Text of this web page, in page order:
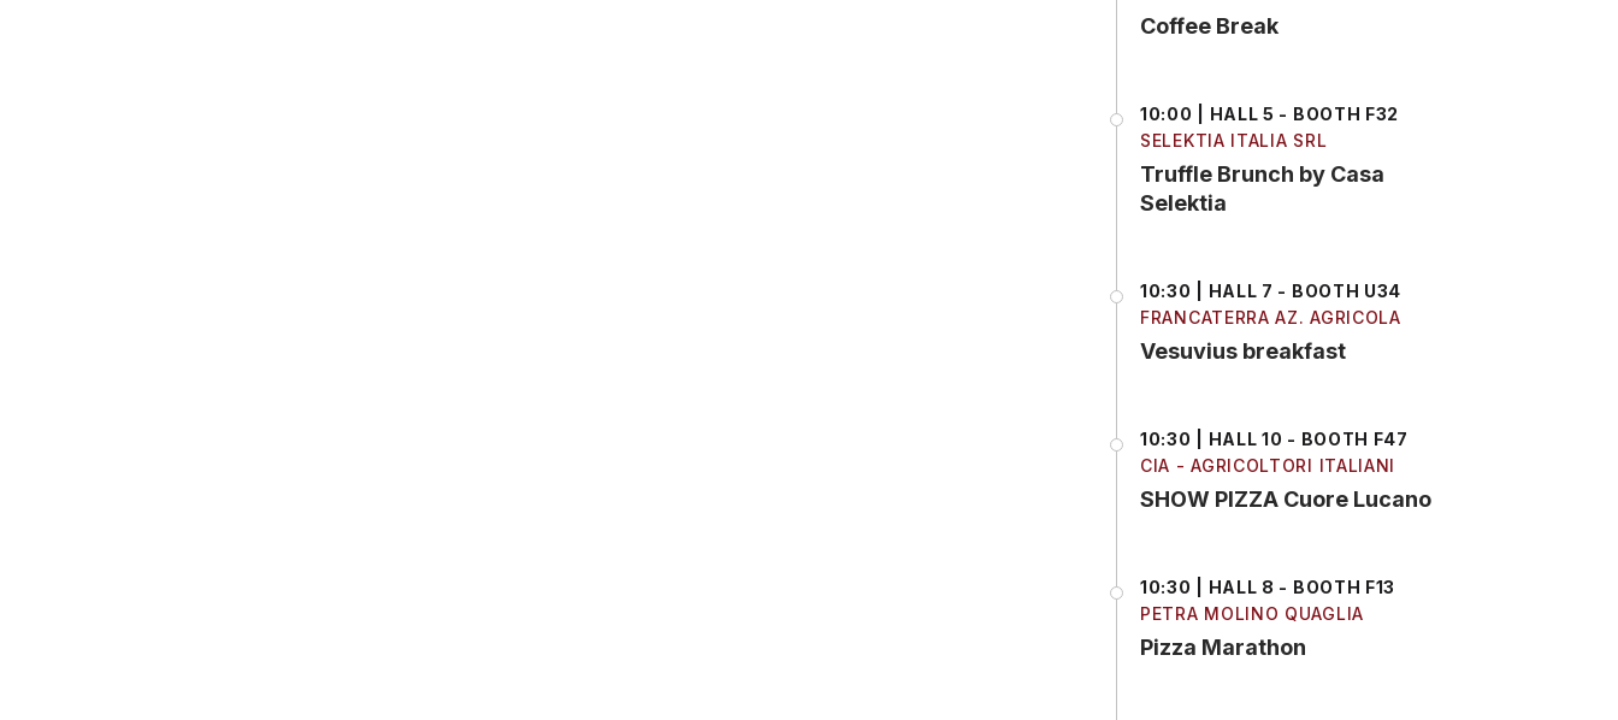
Coffee Break
10:00 | HALL 5 - BOOTH F32
SELEKTIA ITALIA SRL
Truffle Brunch by Casa
Selektia
10:30 | HALL 7 - BOOTH U34
FRANCATERRA AZ. AGRICOLA
Vesuvius breakfast
10:30 | HALL 10 - BOOTH F47
CIA - AGRICOLTORI ITALIANI
SHOW PIZZA Cuore Lucano
10:30 | HALL 8 - BOOTH F13
PETRA MOLINO QUAGLIA
Pizza Marathon